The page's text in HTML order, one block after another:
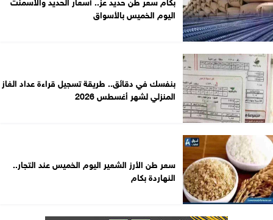
اليوم الخميس بالأسواق
بنفسك في دقائق.. طريقة تسجيل قراءة عداد الغاز
المنزلي لشهر أغسطس 2026
سعر طن الأرز الشعير اليوم الخميس عند التجار..
النهاردة بكام